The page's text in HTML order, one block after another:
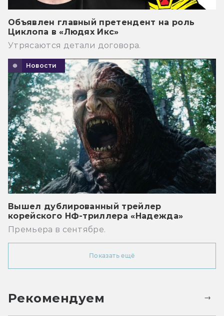
Объявлен главный претендент на роль
Циклопа в «Людях Икс»
Утрясаются детали договора.
Новости
Вышел дублированный трейлер
корейского НФ-триллера «Надежда»
Премьера в сентябре.
Показать ещё
Рекомендуем